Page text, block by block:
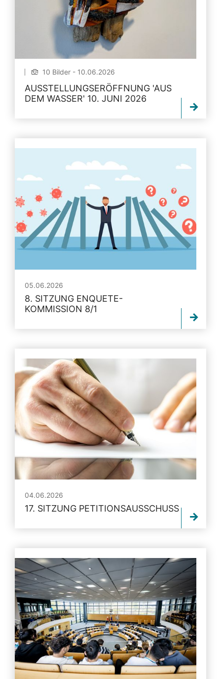
10 Bilder - 10.06.2026
AUSSTELLUNGSERÖFFNUNG 'AUS
DEM WASSER' 10. JUNI 2026
05.06.2026
8. SITZUNG ENQUETE-
KOMMISSION 8/1
04.06.2026
17. SITZUNG PETITIONSAUSSCHUSS